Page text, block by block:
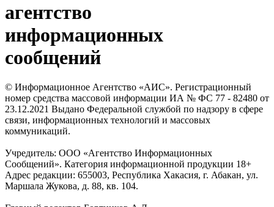
агентство
информационных
сообщений
© Информационное Агентство «АИС». Регистрационный
номер средства массовой информации ИА № ФС 77 - 82480 от
23.12.2021 Выдано Федеральной службой по надзору в сфере
связи, информационных технологий и массовых
коммуникаций.
Учредитель: ООО «Агентство Информационных
Сообщений». Категория информационной продукции 18+
Адрес редакции: 655003, Республика Хакасия, г. Абакан, ул.
Маршала Жукова, д. 88, кв. 104.